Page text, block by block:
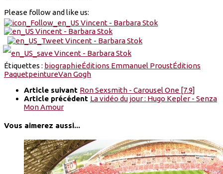
Please follow and like us:
Étiquettes : biographieÉditions Emmanuel ProustÉditions
PaquetpeintureVan Gogh
Article suivant Ron Sexsmith - Carousel One [7.9]
Article précédent La vidéo du jour : Hugo Kepler - Senza
Mon Amour
Vous aimerez aussi...